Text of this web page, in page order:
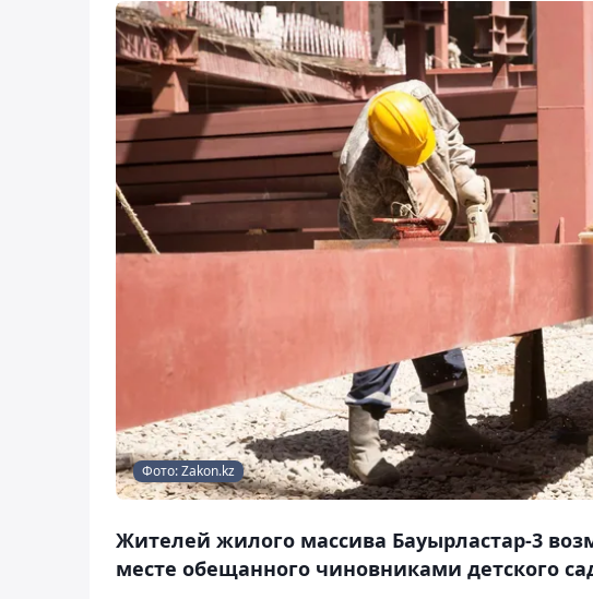
Фото: Zakon.kz
Жителей жилого массива Бауырластар-3
месте обещанного чиновниками детского